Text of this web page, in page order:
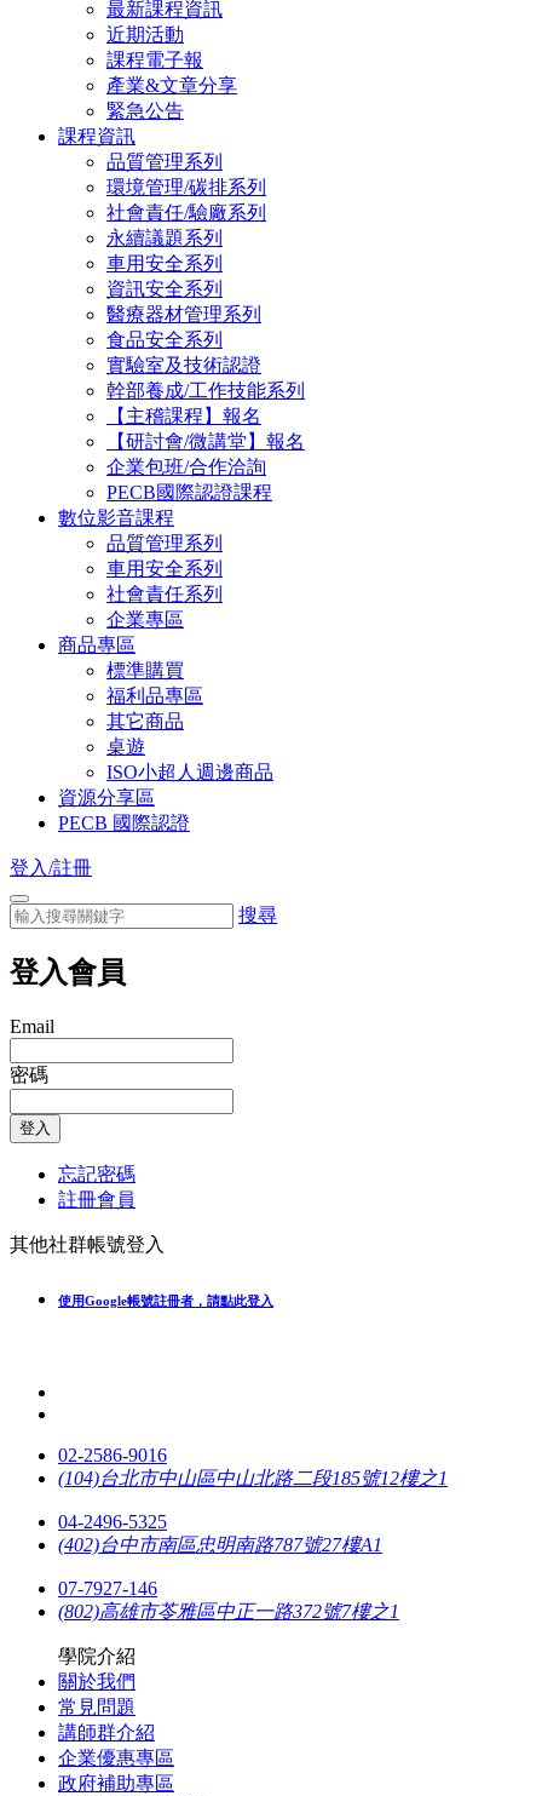
最新課程資訊
近期活動
課程電子報
產業&文章分享
緊急公告
課程資訊
品質管理系列
環境管理/碳排系列
社會責任/驗廠系列
永續議題系列
車用安全系列
資訊安全系列
醫療器材管理系列
食品安全系列
實驗室及技術認證
幹部養成/工作技能系列
【主稽課程】報名
【研討會/微講堂】報名
企業包班/合作洽詢
PECB國際認證課程
數位影音課程
品質管理系列
車用安全系列
社會責任系列
企業專區
商品專區
標準購買
福利品專區
其它商品
桌遊
ISO小超人週邊商品
資源分享區
PECB 國際認證
登入/註冊
搜尋
登入會員
Email
密碼
登入
忘記密碼
註冊會員
其他社群帳號登入
使用Google帳號註冊者，請點此登入
02-2586-9016
(104)台北市中山區中山北路二段185號12樓之1
04-2496-5325
(402)台中市南區忠明南路787號27樓A1
07-7927-146
(802)高雄市苓雅區中正一路372號7樓之1
學院介紹
關於我們
常見問題
講師群介紹
企業優惠專區
政府補助專區